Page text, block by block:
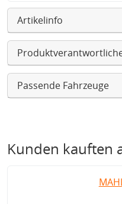
Artikelinfo
Passende Fahrzeuge
Kunden kauften